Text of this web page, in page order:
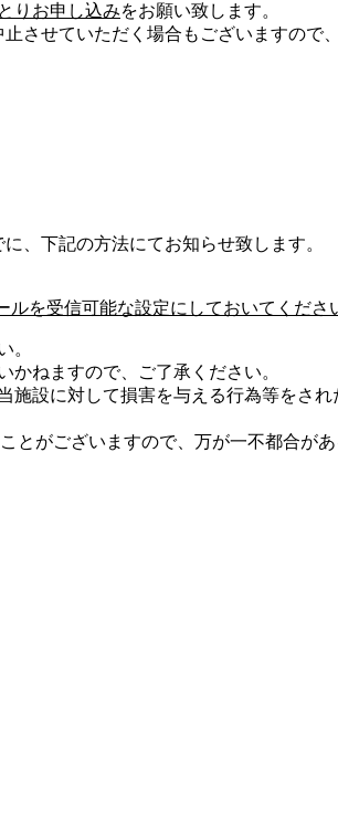
りお申し込みをお願い致します。
させていただく場合もございますので
、下記の方法にてお知らせ致します。
ルを受信可能な設定にしておいてくださ
。
ねますので、ご了承ください。
設に対して損害を与える行為等をさ
とがございますので、万が一不都合が